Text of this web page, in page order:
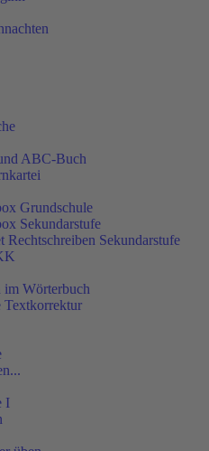
ABC-Buch
Grundschule
Sekundarstufe
Rechtschreiben Sekundarstufe
im Wörterbuch
Textkorrektur
I